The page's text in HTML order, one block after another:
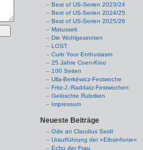
Best of US-Serien 2023/24
Best of US-Serien 2024/25
Best of US-Serien 2025/26
Matussek
Die Wohlgesinnten
LOST
Curb Your Enthusiasm
25 Jahre Coen-Kino
100 Seiten
Ulla-Berkéwicz-Festwoche
Fritz-J.-Raddatz-Festwochen
Gelöschte Rubriken
Impressum
Neueste Beiträge
Ode an Claudius Seidl
Uraufführung der »Elbsinfonie«
Echo der Frau